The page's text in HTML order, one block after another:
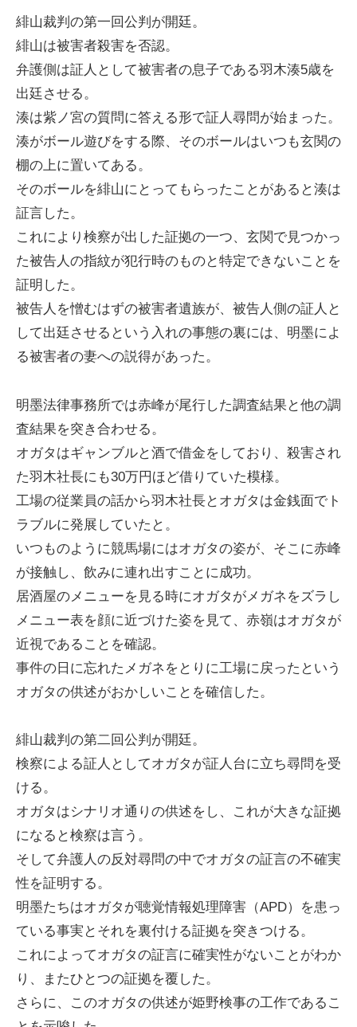
緋山裁判の第一回公判が開廷。
緋山は被害者殺害を否認。
弁護側は証人として被害者の息子である羽木湊5歳を
出廷させる。
湊は紫ノ宮の質問に答える形で証人尋問が始まった。
湊がボール遊びをする際、そのボールはいつも玄関の
棚の上に置いてある。
そのボールを緋山にとってもらったことがあると湊は
証言した。
これにより検察が出した証拠の一つ、玄関で見つかっ
た被告人の指紋が犯行時のものと特定できないことを
証明した。
被告人を憎むはずの被害者遺族が、被告人側の証人と
して出廷させるという入れの事態の裏には、明墨によ
る被害者の妻への説得があった。
明墨法律事務所では赤峰が尾行した調査結果と他の調
査結果を突き合わせる。
オガタはギャンブルと酒で借金をしており、殺害され
た羽木社長にも30万円ほど借りていた模様。
工場の従業員の話から羽木社長とオガタは金銭面でト
ラブルに発展していたと。
いつものように競馬場にはオガタの姿が、そこに赤峰
が接触し、飲みに連れ出すことに成功。
居酒屋のメニューを見る時にオガタがメガネをズラし
メニュー表を顔に近づけた姿を見て、赤嶺はオガタが
近視であることを確認。
事件の日に忘れたメガネをとりに工場に戻ったという
オガタの供述がおかしいことを確信した。
緋山裁判の第二回公判が開廷。
検察による証人としてオガタが証人台に立ち尋問を受
ける。
オガタはシナリオ通りの供述をし、これが大きな証拠
になると検察は言う。
そして弁護人の反対尋問の中でオガタの証言の不確実
性を証明する。
明墨たちはオガタが聴覚情報処理障害（APD）を患っ
ている事実とそれを裏付ける証拠を突きつける。
これによってオガタの証言に確実性がないことがわか
り、またひとつの証拠を覆した。
さらに、このオガタの供述が姫野検事の工作であるこ